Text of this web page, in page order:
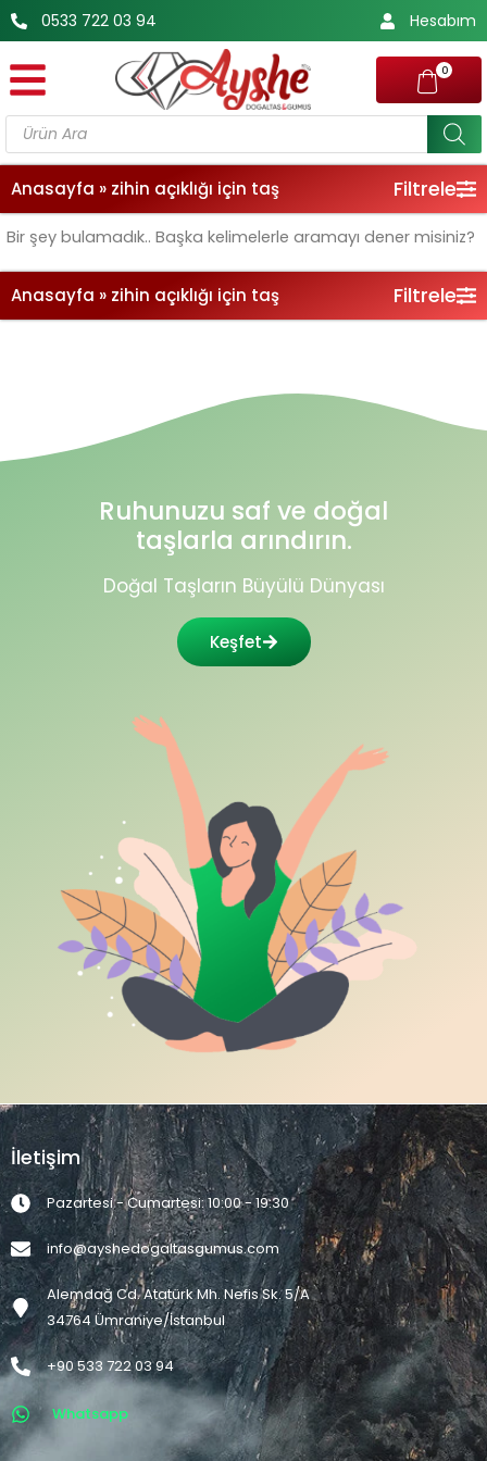
İçeriğe
atla
0533 722 03 94 Hesabım
0
Products
search
Anasayfa » zihin açıklığı için taş Filtrele
Bir şey bulamadık.. Başka kelimelerle aramayı dener misiniz?
Anasayfa » zihin açıklığı için taş Filtrele
Ruhunuzu saf ve doğal
taşlarla arındırın.
Doğal Taşların Büyülü Dünyası
Keşfet
İletişim
Pazartesi - Cumartesi: 10:00 - 19:30
info@ayshedogaltasgumus.com
Alemdağ Cd. Atatürk Mh. Nefis Sk. 5/A
34764 Ümraniye/İstanbul
+90 533 722 03 94
Whatsapp